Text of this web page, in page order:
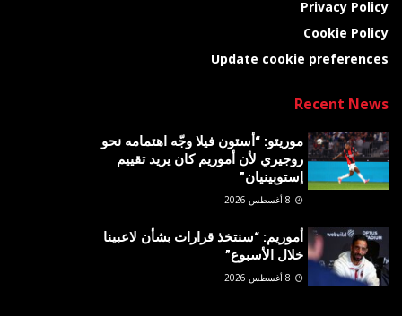
Privacy Policy
Cookie Policy
Update cookie preferences
Recent News
موريتو: “أستون فيلا وجّه اهتمامه نحو
روجيري لأن أموريم كان يريد تقييم
إستوبينيان”
أموريم: “سنتخذ قرارات بشأن لاعبينا
خلال الأسبوع”